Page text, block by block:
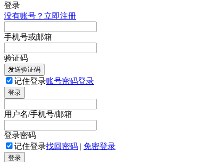
登录
没有账号？立即注册
手机号或邮箱
验证码
发送验证码
记住登录账号密码登录
登录
用户名/手机号/邮箱
登录密码
记住登录找回密码 | 免密登录
登录